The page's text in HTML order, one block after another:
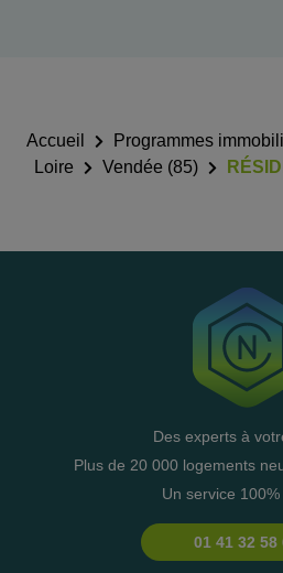
Accueil Programmes
Loire
Vendée (85)
Des experts à
Plus de 20 000 logements
Un service
01 41 32 58